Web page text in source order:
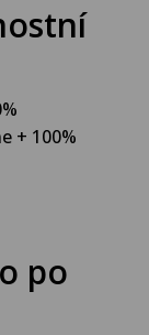
+ 100%
po